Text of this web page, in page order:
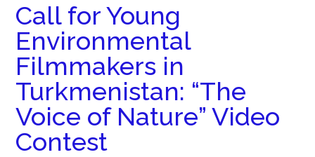
Call for Young
Environmental
Filmmakers in
Turkmenistan: “The
Voice of Nature” Video
Contest